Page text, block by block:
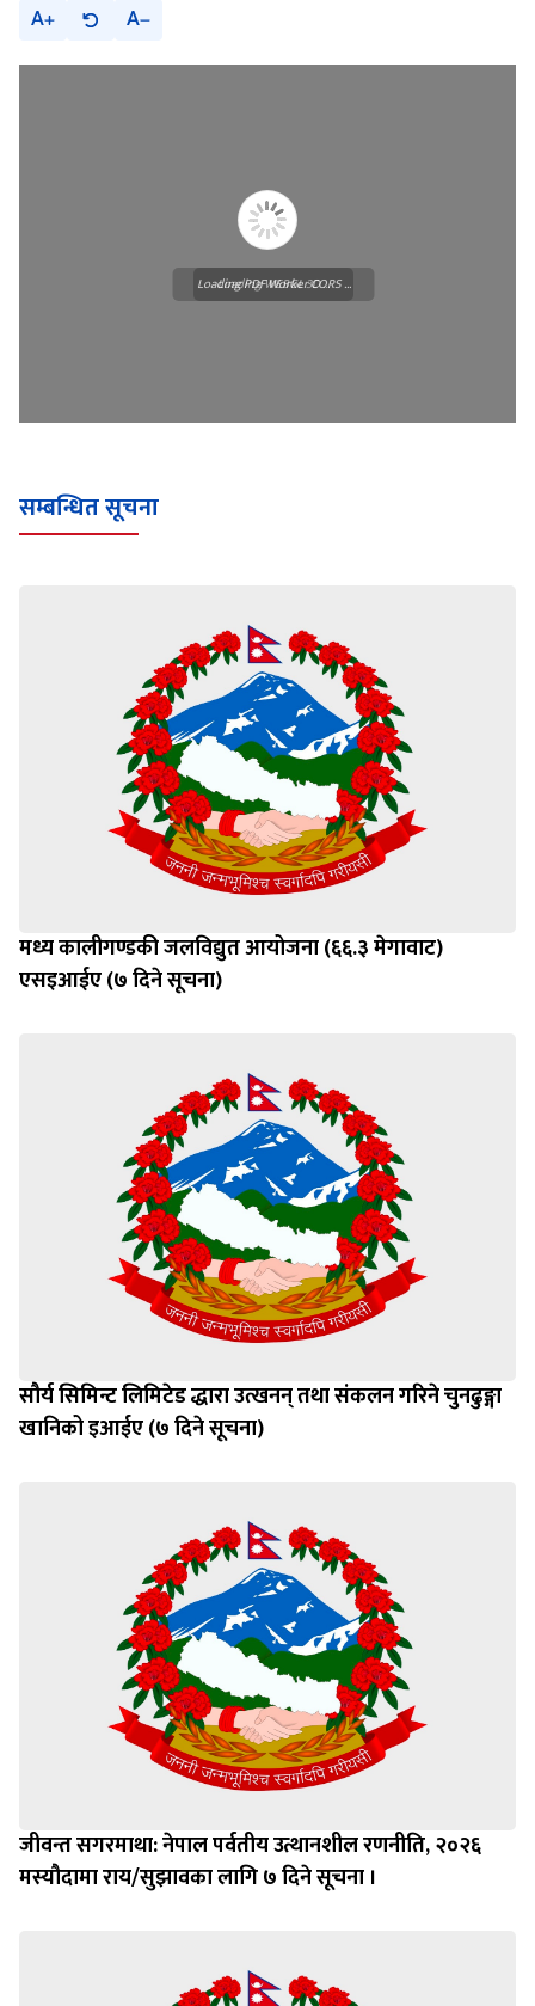
A A
Loading WEBGL 3D ...
Loading PDF Worker CORS ...
सम्बन्धित सूचना
मध्य कालीगण्डकी जलविद्युत आयोजना (६६.३ मेगावाट)
एसइआईए (७ दिने सूचना)
सौर्य सिमिन्ट लिमिटेड द्धारा उत्खनन् तथा संकलन गरिने चुनढुङ्गा
खानिको इआईए (७ दिने सूचना)
जीवन्त सगरमाथा: नेपाल पर्वतीय उत्थानशील रणनीति, २०२६
मस्यौदामा राय/सुझावका लागि ७ दिने सूचना ।